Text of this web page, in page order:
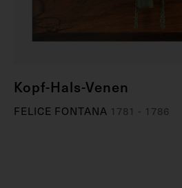
Kopf-Hals-Venen
FELICE FONTANA 1781 - 1786